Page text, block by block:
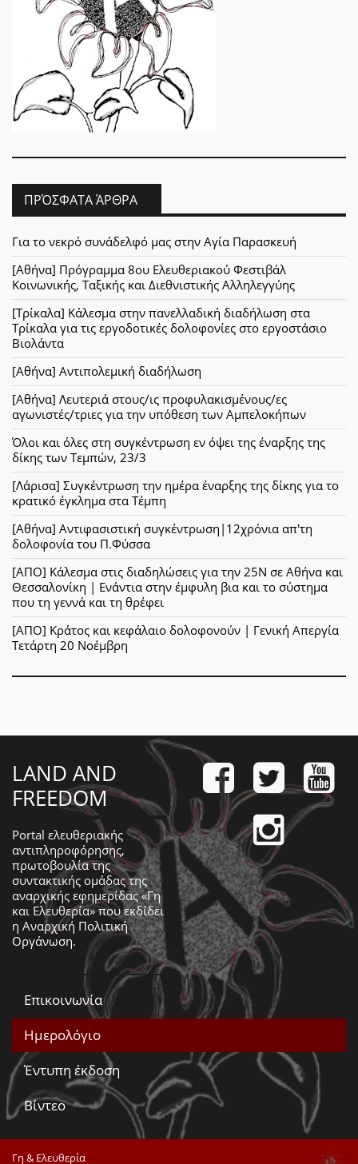
ΠΡΌΣΦΑΤΑ ΆΡΘΡΑ
Για το νεκρό συνάδελφό μας στην Αγία Παρασκευή
[Αθήνα] Πρόγραμμα 8ου Ελευθεριακού Φεστιβάλ
Κοινωνικής, Ταξικής και Διεθνιστικής Αλληλεγγύης
[Τρίκαλα] Κάλεσμα στην πανελλαδική διαδήλωση στα
Τρίκαλα για τις εργοδοτικές δολοφονίες στο εργοστάσιο
Βιολάντα
[Αθήνα] Αντιπολεμική διαδήλωση
[Αθήνα] Λευτεριά στους/ις προφυλακισμένους/ες
αγωνιστές/τριες για την υπόθεση των Αμπελοκήπων
Όλοι και όλες στη συγκέντρωση εν όψει της έναρξης της
δίκης των Τεμπών, 23/3
[Λάρισα] Συγκέντρωση την ημέρα έναρξης της δίκης για το
κρατικό έγκλημα στα Τέμπη
[Αθήνα] Αντιφασιστική συγκέντρωση|12χρόνια απ'τη
δολοφονία του Π.Φύσσα
[ΑΠΟ] Κάλεσμα στις διαδηλώσεις για την 25Ν σε Αθήνα και
Θεσσαλονίκη | Ενάντια στην έμφυλη βια και το σύστημα
που τη γεννά και τη θρέφει
[ΑΠΟ] Κράτος και κεφάλαιο δολοφονούν | Γενική Απεργία
Τετάρτη 20 Νοέμβρη
LAND AND
FREEDOM
Portal ελευθεριακής
αντιπληροφόρησης,
πρωτοβουλία της
συντακτικής ομάδας της
αναρχικής εφημερίδας «Γη
και Ελευθερία» που εκδίδει
η Αναρχική Πολιτική
Οργάνωση.
Επικοινωνία
Ημερολόγιο
Έντυπη έκδοση
Βίντεο
Γη & Ελευθερία